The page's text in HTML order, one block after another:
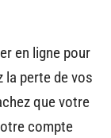
en ligne pour
perte de vos
que votre
compte